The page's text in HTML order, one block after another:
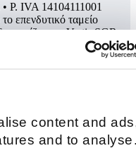
content and
and to analyse
P. IVA 14104111001
επενδυτικό ταμείο
η Vertis SGR
Ένωση